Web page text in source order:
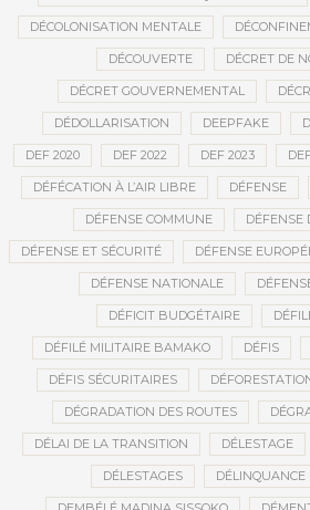
DÉCOLONISATION MENTALE
DÉCOUVERTE DÉCRET DE
DÉCRET GOUVERNEMENTAL
DÉDOLLARISATION DEEPFAKE
DEF 2020 DEF 2022 DEF 2023
DÉFÉCATION À L’AIR LIBRE DÉFENSE
DÉFENSE COMMUNE DÉFENSE
DÉFENSE ET SÉCURITÉ DÉFENSE
DÉFENSE NATIONALE
DÉFICIT BUDGÉTAIRE
DÉFILÉ MILITAIRE BAMAKO DÉFIS
DÉFIS SÉCURITAIRES
DÉGRADATION DES ROUTES
DÉLAI DE LA TRANSITION DÉLESTAGE
DÉLESTAGES